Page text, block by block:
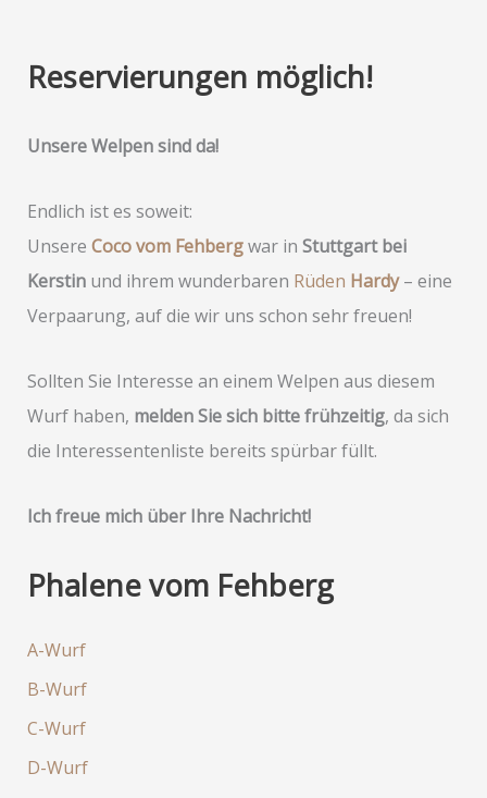
Reservierungen möglich!
Unsere Welpen sind da!
Endlich ist es soweit:
Unsere Coco vom Fehbergwar in Stuttgart bei
Kerstinund ihrem wunderbaren Rüden Hardy– eine
Verpaarung, auf die wir uns schon sehr freuen!
Sollten Sie Interesse an einem Welpen aus diesem
Wurf haben, melden Sie sich bitte frühzeitig, da sich
die Interessentenliste bereits spürbar füllt.
Ich freue mich über Ihre Nachricht!
Phalene vom Fehberg
A-Wurf
B-Wurf
C-Wurf
D-Wurf